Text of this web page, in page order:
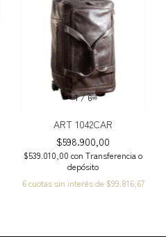
1/6
ART 1042CAR
$598.900,00
$539.010,00 con Transferencia o
depósito
6 cuotas sin interés de $99.816,67